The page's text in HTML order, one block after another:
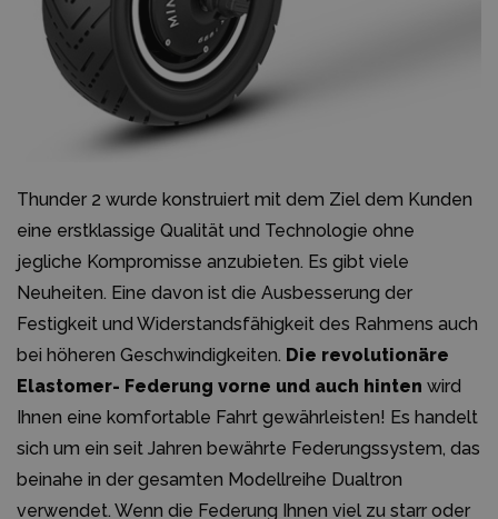
Thunder 2 wurde konstruiert mit dem Ziel dem Kunden
eine erstklassige Qualität und Technologie ohne
jegliche Kompromisse anzubieten. Es gibt viele
Neuheiten. Eine davon ist die Ausbesserung der
Festigkeit und Widerstandsfähigkeit des Rahmens auch
bei höheren Geschwindigkeiten. Die revolutionäre
Elastomer- Federung vorne und auch hinten wird
Ihnen eine komfortable Fahrt gewährleisten! Es handelt
sich um ein seit Jahren bewährte Federungssystem, das
beinahe in der gesamten Modellreihe Dualtron
verwendet. Wenn die Federung Ihnen viel zu starr oder